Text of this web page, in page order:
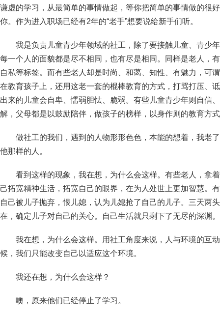
谦虚的学习，从最简单的事情做起，等你把简单的事情做的很
你。作为进入职场已经有2年的“老手”想要说给新手们听。
我是负责儿童青少年领域的社工，除了要接触儿童、青少
每一个人的面貌都是尽不相同，也有尽是相同。同样是老人，
自私等标签。而有些老人却是时尚、和蔼、知性、有魅力，可
在教育孩子上，还用这老一套的棍棒教育的方式，打骂打压、
出来的儿童会自卑、懦弱胆怯、脆弱。有些儿童青少年则自信
解，父母都是以鼓励陪伴，做孩子的榜样，以身作则的教育方
做社工的我们，遇到的人物形形色色，本能的想着，我老
他那样的人。
看到这样的现象，我在想，为什么会这样。有些老人，拿
己拓宽精神生活，拓宽自己的眼界，在为人处世上更加智慧。
自己被儿子抛弃，恨儿媳，认为儿媳抢了自己的儿子。三天两
在，确定儿子对自己的关心。自己生活就只剩下了无尽的深渊。
我在想，为什么会这样。用社工角度来说，人与环境的互
候，我们只能改变自己以适应这个环境。
我还在想，为什么会这样？
噢，原来他们已经停止了学习。